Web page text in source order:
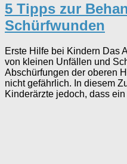
5 Tipps zur
Schürfwunden
Erste Hilfe bei Kindern Das
von kleinen Unfällen und
Abschürfungen der oberen
nicht gefährlich. In diesem
Kinderärzte jedoch, dass